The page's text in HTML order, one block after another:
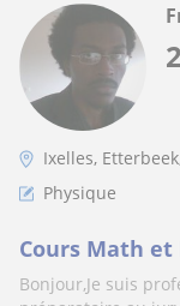
Ixelles,
Physique
Cours Math
Bonjour,Je suis